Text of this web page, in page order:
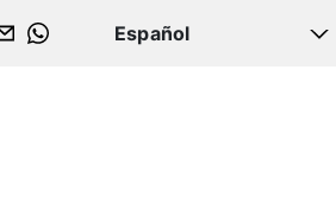
WHATSAPP